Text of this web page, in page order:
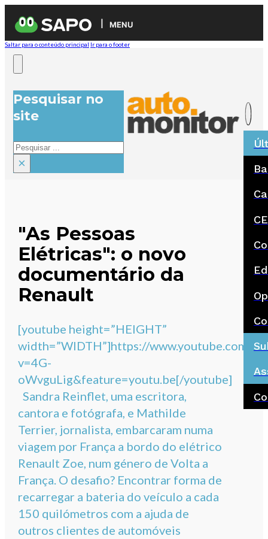
MENU
Saltar para o conteúdo principal Ir para o footer
Pesquisar no
site
Pesquisar
×
"As Pessoas
Elétricas": o novo
documentário da
Renault
[youtube height=”HEIGHT”
width=”WIDTH”]https://www.youtube.com/
v=4G-
oWvguLig&feature=youtu.be[/youtube]
Sandra Reinflet, uma escritora,
cantora e fotógrafa, e Mathilde
Terrier, jornalista, embarcaram numa
viagem por França a bordo do elétrico
Renault Zoe, num género de Volta a
França. O desafio? Encontrar forma de
recarregar a bateria do veículo a cada
150 quilómetros com a ajuda de
outros clientes de automóveis